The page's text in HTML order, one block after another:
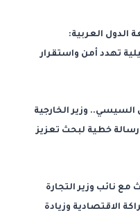
الدول العربية:
تهدد أمن واستقرار
وزير الخارجية
خطية لبحث تعزيز
مع نائب وزير التجارة
الاقتصادية وزيادة